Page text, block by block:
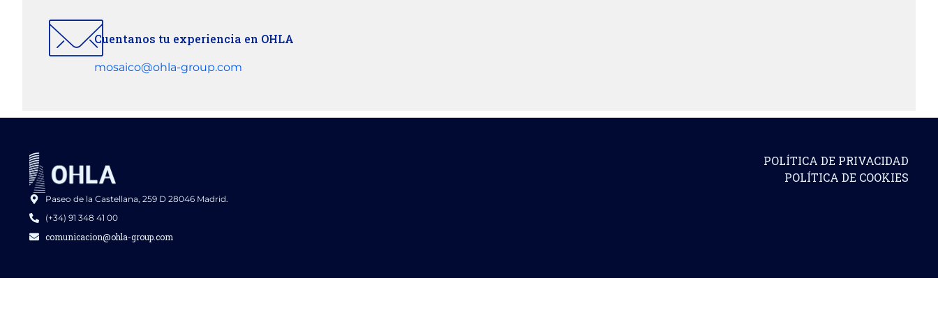
Cuentanos tu experiencia en OHLA
mosaico@ohla-group.com
Paseo de la Castellana, 259 D 28046 Madrid.
(+34) 91 348 41 00
comunicacion@ohla-group.com
POLÍTICA DE PRIVACIDAD
POLÍTICA DE COOKIES